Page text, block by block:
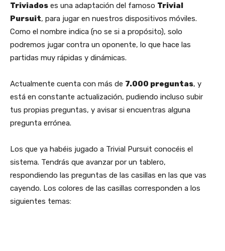
Triviados es una adaptación del famoso Trivial
Pursuit, para jugar en nuestros dispositivos móviles.
Como el nombre indica (no se si a propósito), solo
podremos jugar contra un oponente, lo que hace las
partidas muy rápidas y dinámicas.
Actualmente cuenta con más de 7.000 preguntas, y
está en constante actualización, pudiendo incluso subir
tus propias preguntas, y avisar si encuentras alguna
pregunta errónea.
Los que ya habéis jugado a Trivial Pursuit conocéis el
sistema. Tendrás que avanzar por un tablero,
respondiendo las preguntas de las casillas en las que vas
cayendo. Los colores de las casillas corresponden a los
siguientes temas: